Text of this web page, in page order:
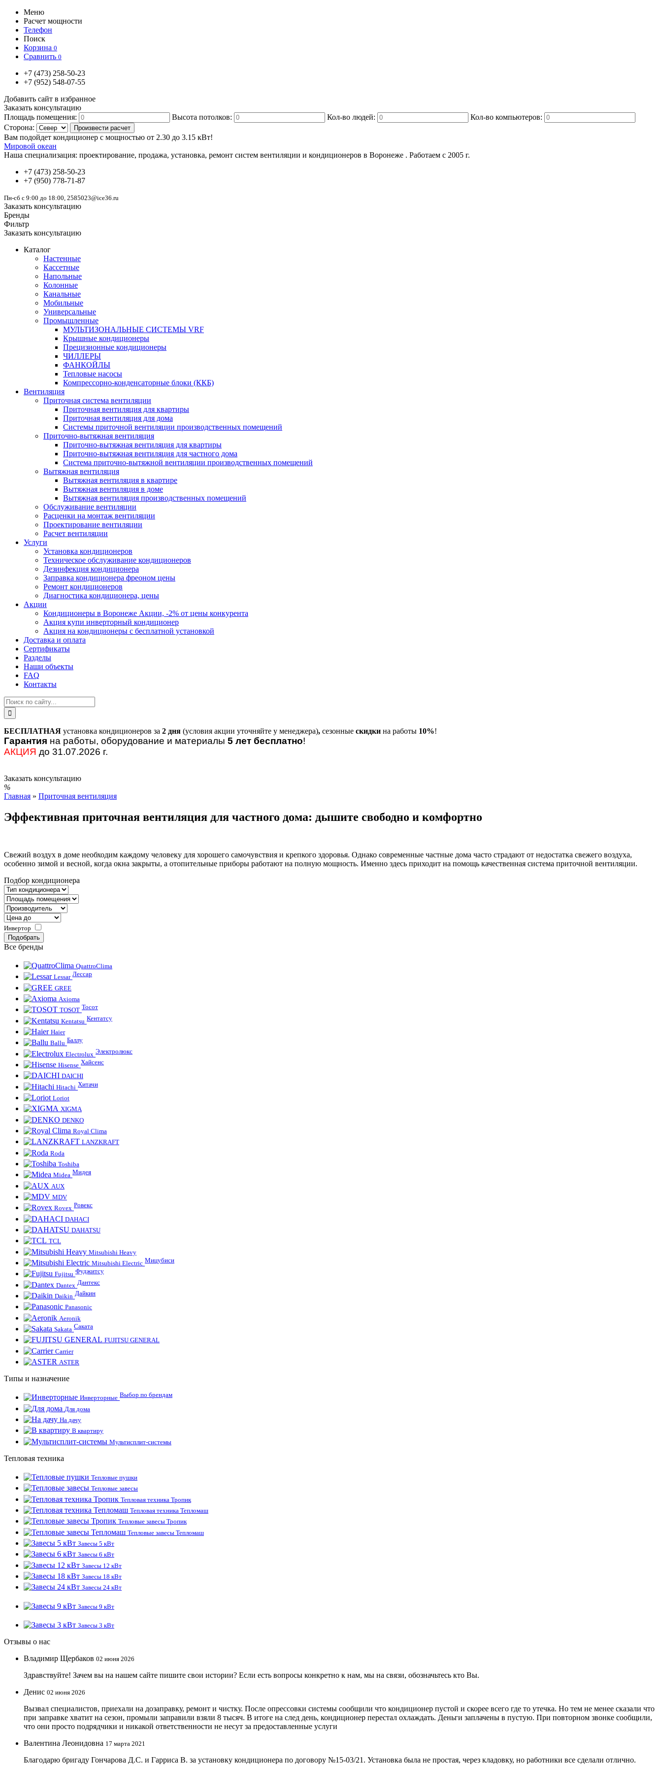
Меню
Расчет мощности
Телефон
Поиск
Корзина 0
Сравнить 0
+7 (473) 258-50-23
+7 (952) 548-07-55
Добавить сайт в избранное
Заказать консультацию
Площадь помещения:
Высота потолков: Кол-во людей:
Кол-во компьютеров:
Сторона:
Вам подойдет кондиционер с мощностью от 2.30 до 3.15 кВт!
Мировой океан
Наша специализация: проектирование, продажа, установка, ремонт систем вентиляции и кондиционеров в Воронеже . Работаем с 2005 г.
+7 (473) 258-50-23
+7 (950) 778-71-87
Пн-сб с 9:00 до 18:00, 2585023@ice36.ru
Заказать консультацию
Бренды
Фильтр
Заказать консультацию
Каталог
Настенные
Кассетные
Напольные
Колонные
Канальные
Мобильные
Универсальные
Промышленные
МУЛЬТИЗОНАЛЬНЫЕ СИСТЕМЫ VRF
Крышные кондиционеры
Прецизионные кондиционеры
ЧИЛЛЕРЫ
ФАНКОЙЛЫ
Тепловые насосы
Компрессорно-конденсаторные блоки (ККБ)
Вентиляция
Приточная система вентиляции
Приточная вентиляция для квартиры
Приточная вентиляция для дома
Системы приточной вентиляции производственных помещений
Приточно-вытяжная вентиляция
Приточно-вытяжная вентиляция для квартиры
Приточно-вытяжная вентиляция для частного дома
Система приточно-вытяжной вентиляции производственных помещений
Вытяжная вентиляция
Вытяжная вентиляция в квартире
Вытяжная вентиляция в доме
Вытяжная вентиляция производственных помещений
Обслуживание вентиляции
Расценки на монтаж вентиляции
Проектирование вентиляции
Расчет вентиляции
Услуги
Установка кондиционеров
Техническое обслуживание кондиционеров
Дезинфекция кондиционера
Заправка кондиционера фреоном цены
Ремонт кондиционеров
Диагностика кондиционера, цены
Акции
Кондиционеры в Воронеже Акции, -2% от цены конкурента
Акция купи инверторный кондиционер
Акция на кондиционеры с бесплатной установкой
Доставка и оплата
Сертификаты
Разделы
Наши объекты
FAQ
Контакты
БЕСПЛАТНАЯ установка кондиционеров за 2 дня (условия акции уточняйте у менеджера), сезонные скидки на работы 10%!
Гарантия на работы, оборудование и материалы 5 лет бесплатно!
АКЦИЯ до 31.07.2026 г.
Заказать консультацию
Главная » Приточная вентиляция
Эффективная приточная вентиляция для частного дома: дышите свободно и комфортно
Свежий воздух в доме необходим каждому человеку для хорошего самочувствия и крепкого здоровья. Однако современные частные дома часто страдают от недостатка свежего воздуха,
особенно зимой и весной, когда окна закрыты, а отопительные приборы работают на полную мощность. Именно здесь приходит на помощь качественная система приточной вентиляции.
Подбор кондиционера
Инвертор
Все бренды
QuattroClima
Lessar Лессар
GREE
Axioma
TOSOT Тосот
Kentatsu Кентатсу
Haier
Ballu Баллу
Electrolux Электролюкс
Hisense Хайсенс
DAICHI
Hitachi Хитачи
Loriot
XIGMA
DENKO
Royal Clima
LANZKRAFT
Roda
Toshiba
Midea Мидея
AUX
MDV
Rovex Ровекс
DAHACI
DAHATSU
TCL
Mitsubishi Heavy
Mitsubishi Electric Мицубиси
Fujitsu Фуджитсу
Dantex Дантекс
Daikin Дайкин
Panasonic
Aeronik
Sakata Саката
FUJITSU GENERAL
Carrier
ASTER
Типы и назначение
Инверторные Выбор по брендам
Для дома
На дачу
В квартиру
Мультисплит-системы
Тепловая техника
Тепловые пушки
Тепловые завесы
Тепловая техника Тропик
Тепловая техника Тепломаш
Тепловые завесы Тропик
Тепловые завесы Тепломаш
Завесы 5 кВт
Завесы 6 кВт
Завесы 12 кВт
Завесы 18 кВт
Завесы 24 кВт
Завесы 9 кВт
Завесы 3 кВт
Отзывы о нас
Владимир Щербаков 02 июня 2026
Здравствуйте! Зачем вы на нашем сайте пишите свои истории? Если есть вопросы конкретно к нам, мы на связи, обозначьтесь кто Вы.
Денис 02 июня 2026
Вызвал специалистов, приехали на дозаправку, ремонт и чистку. После опрессовки системы сообщили что кондиционер пустой и скорее всего где то утечка. Но тем не менее сказали что
при заправке хватит на сезон, промыли заправили взяли 8 тысяч. В итоге на след день, кондиционер перестал охлаждать. Деньги заплачены в пустую. При повторном звонке сообщили,
что они просто подрядчики и никакой ответственности не несут за предоставленные услуги
Валентина Леонидовна 17 марта 2021
Благодарю бригаду Гончарова Д.С. и Гарриса В. за установку кондиционера по договору №15-03/21. Установка была не простая, через кладовку, но работники все сделали отлично.